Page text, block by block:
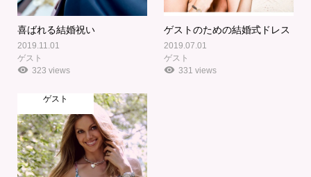
喜ばれる結婚祝い
2019.11.01
ゲスト
323 views
ゲストのための結婚式ドレス
2019.07.01
ゲスト
331 views
ゲスト